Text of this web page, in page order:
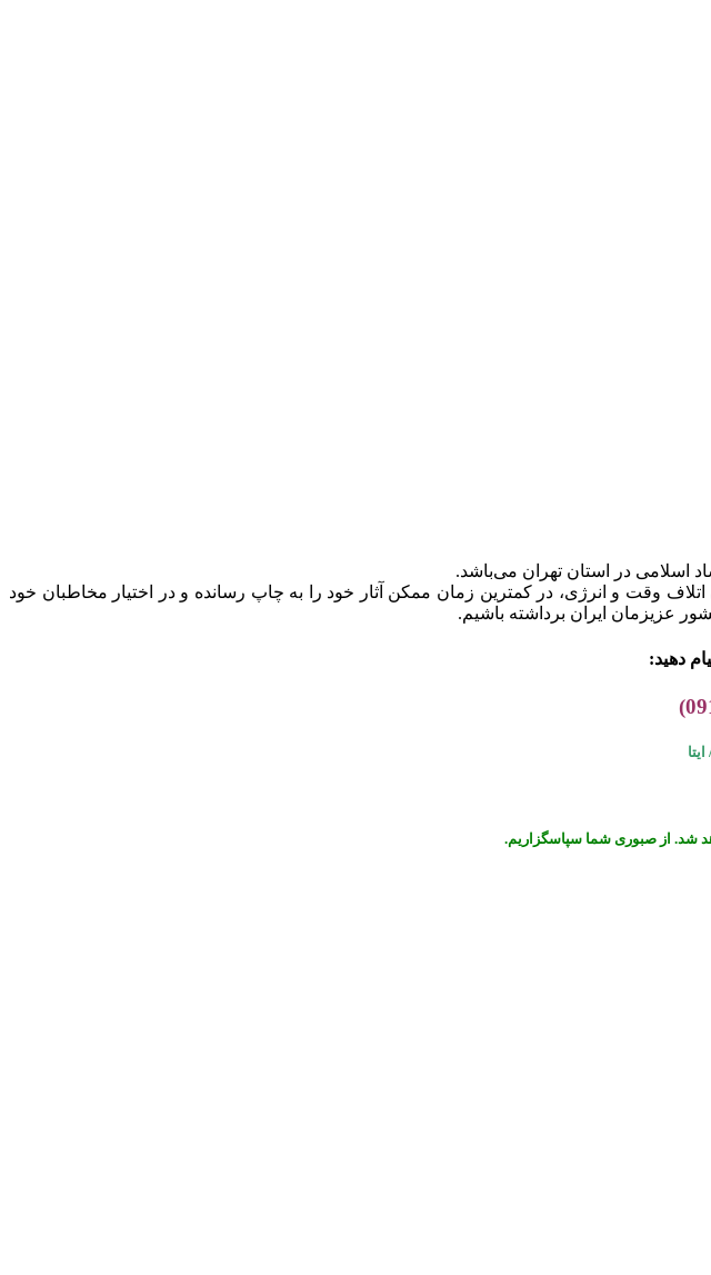
وقت و انرژی، در کمترین زمان ممکن آثار خود را به چاپ رسانده و در اختیار مخاطبان خود
عزیزمان ایران برداشته باشیم.
دهید:
ایتا
شد. از صبوری شما سپاسگزاریم.